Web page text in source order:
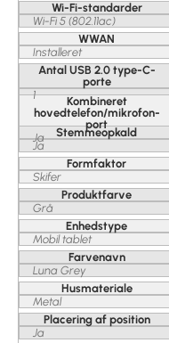
Wi-Fi-standarder
Wi-Fi 5 (802.11ac)
WWAN
Installeret
Antal USB 2.0 type-C-
porte
1
Kombineret
hovedtelefon/mikrofon-
port
Ja
Stemmeopkald
Ja
Formfaktor
Skifer
Produktfarve
Grå
Enhedstype
Mobil tablet
Farvenavn
Luna Grey
Husmateriale
Metal
Placering af position
Ja